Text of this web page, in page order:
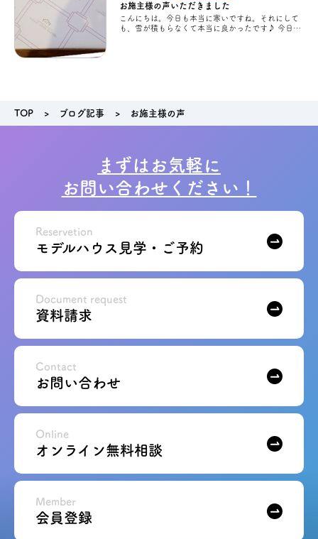
SDGs
お問い合わせ
会員登録
資料請求
オンライン無料相談
船橋スタジオ 0120-787-221
さいたまスタジオ 0120-757-221
公式アカウント
お施主様の声いただきました
こんにちは。今日も本当に寒いですね。それにして
も、雪が積もらなくて本当に良かったです♪ 今日
TOP ブログ記事 お施主様の声
まずはお気軽に
お問い合わせください！
モデルハウス見学・ご予約
Reservetion
資料請求
Document request
お問い合わせ
Contact
オンライン無料相談
Online
会員登録
Member